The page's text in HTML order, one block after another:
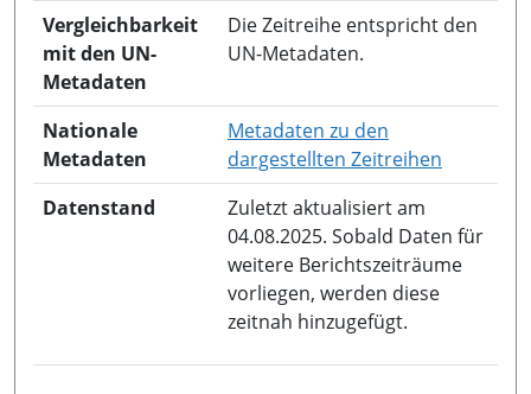
Vergleichbarkeit
mit den UN-
Metadaten
Die Zeitreihe entspricht den
UN-Metadaten.
Nationale
Metadaten
Metadaten zu den
dargestellten Zeitreihen
Datenstand
Zuletzt aktualisiert am
04.08.2025. Sobald Daten für
weitere Berichtszeiträume
vorliegen, werden diese
zeitnah hinzugefügt.